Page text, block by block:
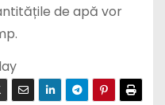
de apă vor